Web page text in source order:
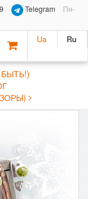
Telegram
Пн-
Ua Ru